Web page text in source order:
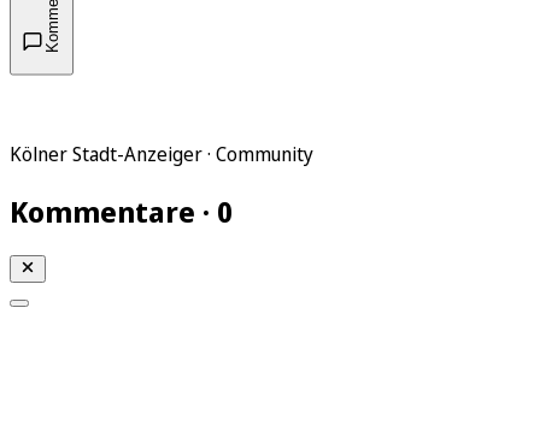
Kölner Stadt-Anzeiger · Community
Kommentare · 0